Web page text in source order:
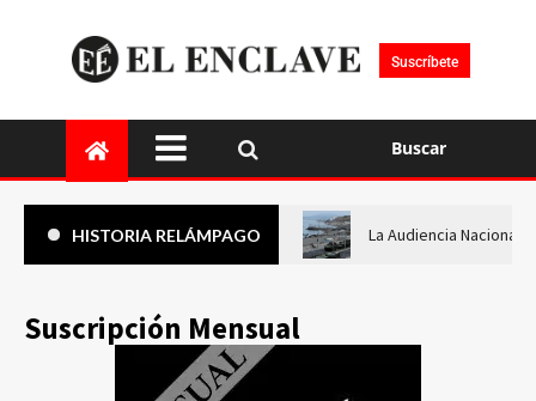
Suscríbete
Buscar
HISTORIA RELÁMPAGO La Audiencia Nacional
Suscripción Mensual